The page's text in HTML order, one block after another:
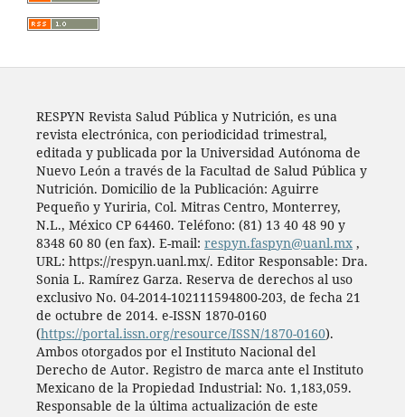
RESPYN Revista Salud Pública y Nutrición, es una
revista electrónica, con periodicidad trimestral,
editada y publicada por la Universidad Autónoma de
Nuevo León a través de la Facultad de Salud Pública y
Nutrición. Domicilio de la Publicación: Aguirre
Pequeño y Yuriria, Col. Mitras Centro, Monterrey,
N.L., México CP 64460. Teléfono: (81) 13 40 48 90 y
8348 60 80 (en fax). E-mail: respyn.faspyn@uanl.mx,
URL: https://respyn.uanl.mx/. Editor Responsable: Dra.
Sonia L. Ramírez Garza. Reserva de derechos al uso
exclusivo No. 04-2014-102111594800-203, de fecha 21
de octubre de 2014. e-ISSN 1870-0160
(https://portal.issn.org/resource/ISSN/1870-0160).
Ambos otorgados por el Instituto Nacional del
Derecho de Autor. Registro de marca ante el Instituto
Mexicano de la Propiedad Industrial: No. 1,183,059.
Responsable de la última actualización de este